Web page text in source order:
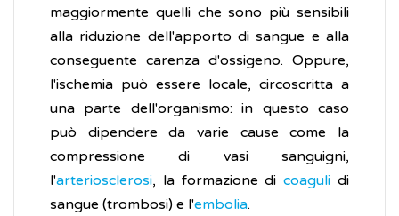
maggiormente quelli che sono più sensibili
alla riduzione dell'apporto di sangue e alla
conseguente carenza d'ossigeno. Oppure,
l'ischemia può essere locale, circoscritta a
una parte dell'organismo: in questo caso
può dipendere da varie cause come la
compressione di vasi sanguigni,
l'arteriosclerosi, la formazione dicoaguli di
sangue (trombosi) e l'embolia.